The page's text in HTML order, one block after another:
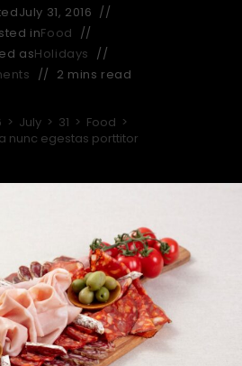
July 31, 2016
inFood
asHolidays
2 mins read
> July > 31 > Food >
nunc egestas porttitor